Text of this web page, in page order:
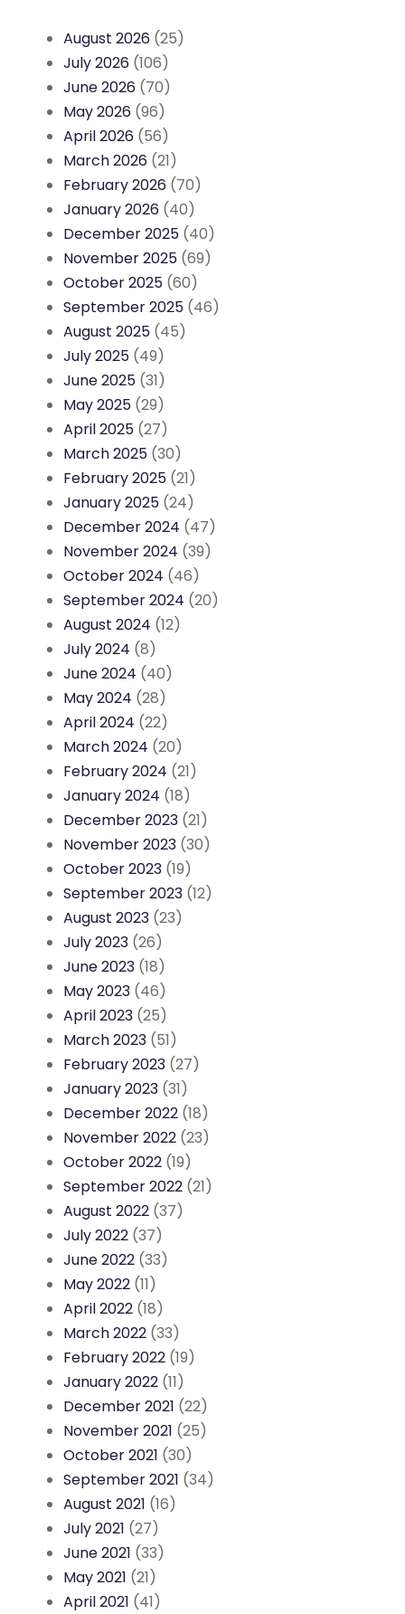
August 2026 (25)
July 2026 (106)
June 2026 (70)
May 2026 (96)
April 2026 (56)
March 2026 (21)
February 2026 (70)
January 2026 (40)
December 2025 (40)
November 2025 (69)
October 2025 (60)
September 2025 (46)
August 2025 (45)
July 2025 (49)
June 2025 (31)
May 2025 (29)
April 2025 (27)
March 2025 (30)
February 2025 (21)
January 2025 (24)
December 2024 (47)
November 2024 (39)
October 2024 (46)
September 2024 (20)
August 2024 (12)
July 2024 (8)
June 2024 (40)
May 2024 (28)
April 2024 (22)
March 2024 (20)
February 2024 (21)
January 2024 (18)
December 2023 (21)
November 2023 (30)
October 2023 (19)
September 2023 (12)
August 2023 (23)
July 2023 (26)
June 2023 (18)
May 2023 (46)
April 2023 (25)
March 2023 (51)
February 2023 (27)
January 2023 (31)
December 2022 (18)
November 2022 (23)
October 2022 (19)
September 2022 (21)
August 2022 (37)
July 2022 (37)
June 2022 (33)
May 2022 (11)
April 2022 (18)
March 2022 (33)
February 2022 (19)
January 2022 (11)
December 2021 (22)
November 2021 (25)
October 2021 (30)
September 2021 (34)
August 2021 (16)
July 2021 (27)
June 2021 (33)
May 2021 (21)
April 2021 (41)